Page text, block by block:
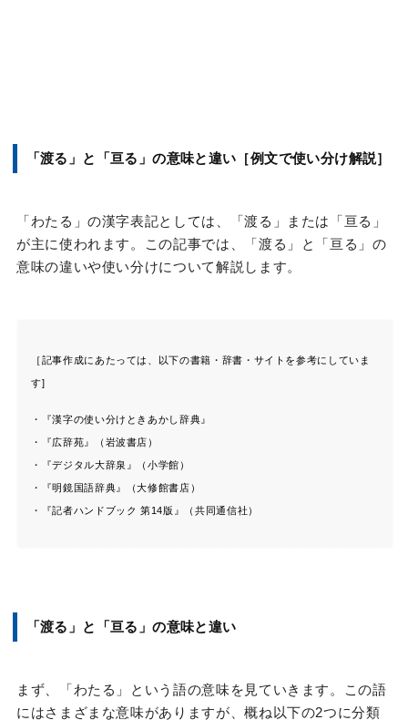
「渡る」と「亘る」の意味と違い［例文で使い分け解説］
「わたる」の漢字表記としては、「渡る」または「亘る」
が主に使われます。この記事では、「渡る」と「亘る」の
意味の違いや使い分けについて解説します。
［記事作成にあたっては、以下の書籍・辞書・サイトを参考にしていま
す]
・『漢字の使い分けときあかし辞典』
・『広辞苑』（岩波書店）
・『デジタル大辞泉』（小学館）
・『明鏡国語辞典』（大修館書店）
・『記者ハンドブック 第14版』（共同通信社）
「渡る」と「亘る」の意味と違い
まず、「わたる」という語の意味を見ていきます。この語
にはさまざまな意味がありますが、概ね以下の2つに分類